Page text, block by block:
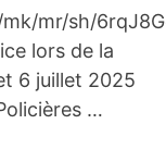
mr/sh/
lors de la
6 juillet 2025
…